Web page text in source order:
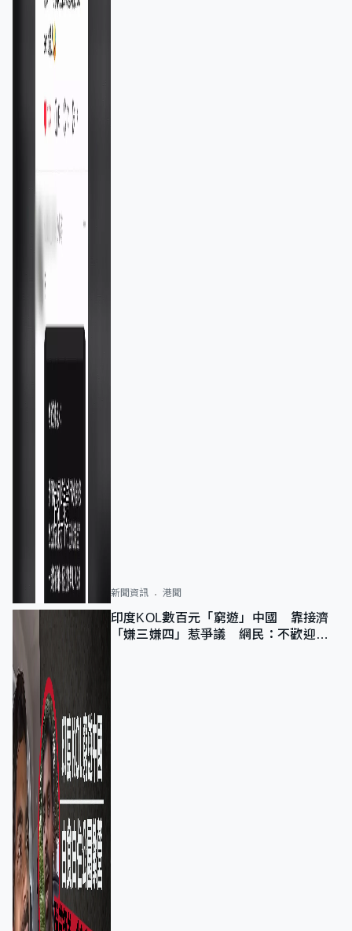
新聞資訊 港聞
印度KOL數百元「窮遊」中國 靠接濟
「嫌三嫌四」惹爭議 網民：不歡迎劣